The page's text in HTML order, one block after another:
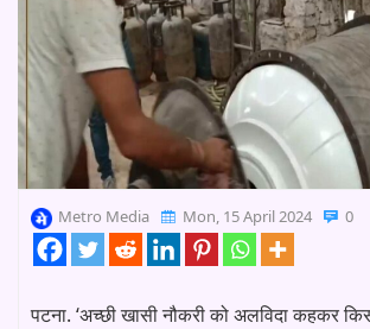
Metro Media Mon, 15 April 2024 0
पटना. ‘अच्छी खासी नौकरी को अलविदा कहकर